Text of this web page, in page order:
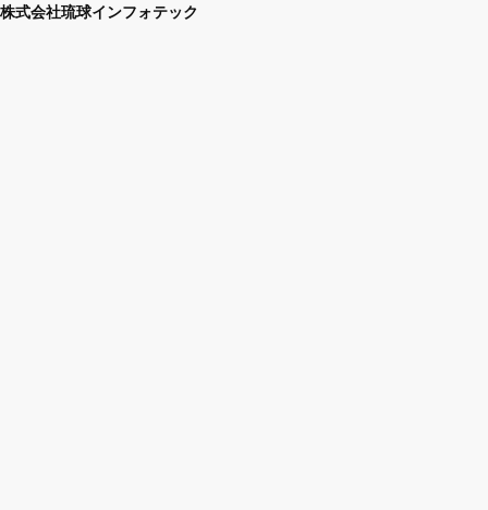
株式会社琉球インフォテック